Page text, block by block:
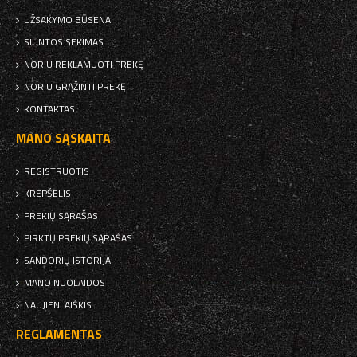
UŽSAKYMO BŪSENA
SIUNTOS SEKIMAS
NORIU REKLAMUOTI PREKĘ
NORIU GRĄŽINTI PREKĘ
KONTAKTAS
MANO SĄSKAITA
REGISTRUOTIS
KREPŠELIS
PREKIŲ SĄRAŠAS
PIRKTŲ PREKIŲ SĄRAŠAS
SANDORIŲ ISTORIJA
MANO NUOLAIDOS
NAUJIENLAIŠKIS
REGLAMENTAS